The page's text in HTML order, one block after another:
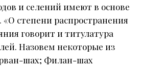
и селений имеют в основе
«О степени распространения
говорит и титулатура
Назовем некоторые из
шах; Филан-шах